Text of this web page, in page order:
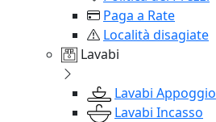
Paga a Rate
Località disagiate
Lavabi
Lavabi Appoggio
Lavabi Incasso